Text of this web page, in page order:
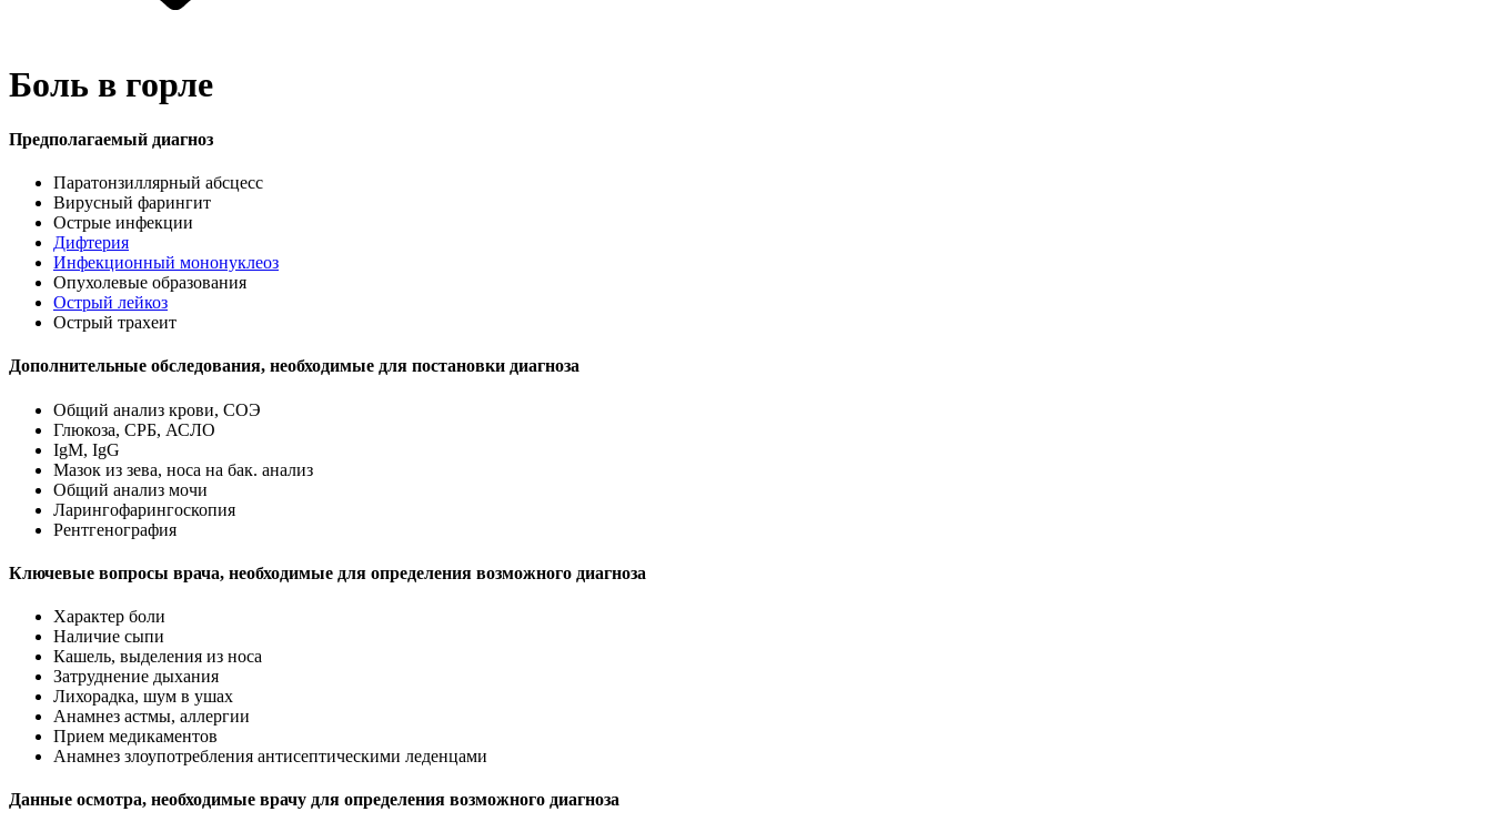
Боль в горле
Предполагаемый диагноз
Паратонзиллярный абсцесс
Вирусный фарингит
Острые инфекции
Дифтерия
Инфекционный мононуклеоз
Опухолевые образования
Острый лейкоз
Острый трахеит
Дополнительные обследования, необходимые для постановки диагноза
Общий анализ крови, СОЭ
Глюкоза, СРБ, АСЛО
IgM, IgG
Мазок из зева, носа на бак. анализ
Общий анализ мочи
Ларингофарингоскопия
Рентгенография
Ключевые вопросы врача, необходимые для определения возможного диагноза
Характер боли
Наличие сыпи
Кашель, выделения из носа
Затруднение дыхания
Лихорадка, шум в ушах
Анамнез астмы, аллергии
Прием медикаментов
Анамнез злоупотребления антисептическими леденцами
Данные осмотра, необходимые врачу для определения возможного диагноза